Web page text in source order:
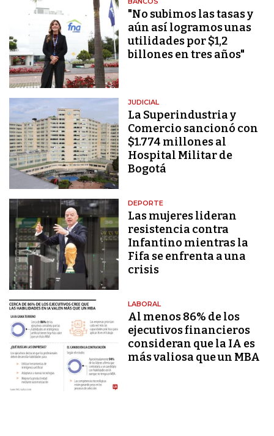
"No subimos las tasas y
aún así logramos unas
utilidades por $1,2
billones en tres años"
JUDICIAL
La Superindustria y
Comercio sancionó con
$1.774 millones al
Hospital Militar de
Bogotá
DEPORTE
Las mujeres lideran
resistencia contra
Infantino mientras la
Fifa se enfrenta a una
crisis
LABORAL
Al menos 86% de los
ejecutivos financieros
consideran que la IA es
más valiosa que un MBA